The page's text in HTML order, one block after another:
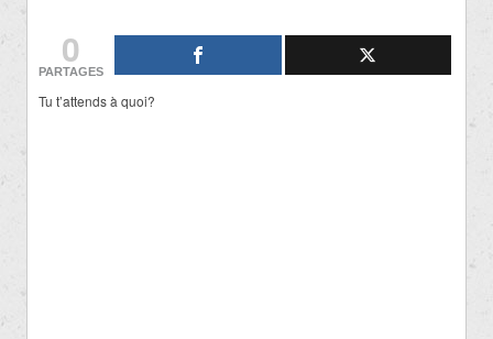
0
PARTAGES
Tu t’attends à quoi?